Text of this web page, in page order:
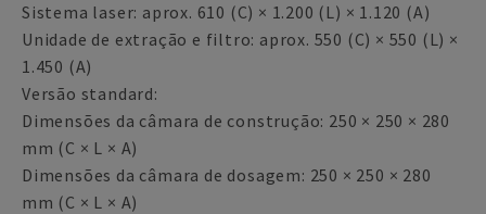
Sistema laser: aprox. 610 (C) × 1.200 (L) × 1.120 (A)
Unidade de extração e filtro: aprox. 550 (C) × 550 (L) ×
1.450 (A)
Versão standard:
Dimensões da câmara de construção: 250 × 250 × 280
mm (C × L × A)
Dimensões da câmara de dosagem: 250 × 250 × 280
mm (C × L × A)